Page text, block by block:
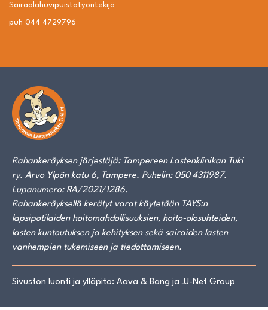
Sairaalahuvipuisto­työntekijä
puh 044 4729796
Rahankeräyksen järjestäjä: Tampereen Lastenklinikan Tuki
ry. Arvo Ylpön katu 6, Tampere. Puhelin: 050 4311987.
Lupanumero: RA/2021/1286.
Rahankeräyksellä kerätyt varat käytetään TAYS:n
lapsipotilaiden hoitomahdollisuuksien, hoito-olosuhteiden,
lasten kuntoutuksen ja kehityksen sekä sairaiden lasten
vanhempien tukemiseen ja tiedottamiseen.
Sivuston luonti ja ylläpito: Aava & Bang ja JJ-Net Group